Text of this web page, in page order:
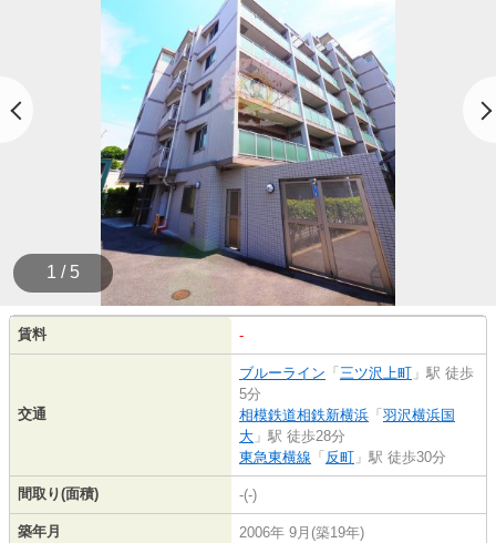
1 / 5
賃料 -
交通
ブルーライン 「 三ツ沢上町 」駅 徒歩
5分
相模鉄道相鉄新横浜 「 羽沢横浜国
大 」駅 徒歩28分
東急東横線 「 反町 」駅 徒歩30分
間取り(面積) -(-)
築年月 2006年 9月(築19年)